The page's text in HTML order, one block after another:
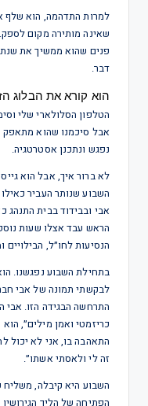
למרות התדהמה, הוא שלף
שאינה מותירה מקום
פנים שהוא ממשיך את
דבר.
הוא קורא את הבלוג
הטלפון הסלולארי שלי
אבל סיכמנו שהוא מתאפק
נפגש ונתכנן אסטרטגיה.
לא ברור איך, אבל הוא
השבוע שנותר העביר
אבי ובבידוד בבית התנהג
הראש עבד אצלו שעות
הנסיעות לחו״ל,
בתחילת השבוע נפגשנו.
לבקשתי תמונה של אבי
התרחשה הבגידה הזו. אבי
כריזמטי ואמן מילים״,
התאהבה בו, אני לא יכול
זה לי ולאסתי אשתו״.
השבוע היא קיבלה, משליח
הפתיחה של הליך